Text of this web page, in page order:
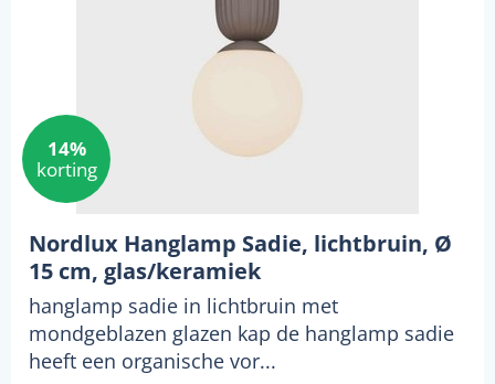
14%
korting
Nordlux Hanglamp Sadie, lichtbruin, Ø
15 cm, glas/keramiek
hanglamp sadie in lichtbruin met
mondgeblazen glazen kap de hanglamp sadie
heeft een organische vor...